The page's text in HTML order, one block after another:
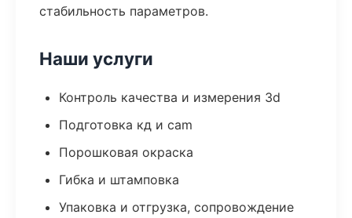
стабильность параметров.
Наши услуги
Контроль качества и измерения 3d
Подготовка кд и cam
Порошковая окраска
Гибка и штамповка
Упаковка и отгрузка, сопровождение